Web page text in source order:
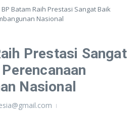
BP Batam Raih Prestasi Sangat Baik
Nasional
Prestasi Sangat
Nasional